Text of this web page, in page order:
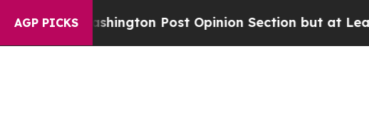
AGP PICKS
the Washington Post Opinion Section but at Least